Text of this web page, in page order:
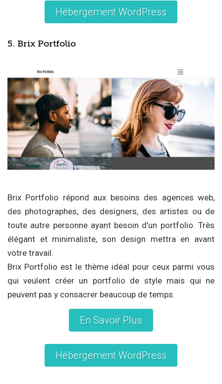
Hébergement WordPress
5. Brix Portfolio
Brix Portfolio répond aux besoins des agences web,
des photographes, des designers, des artistes ou de
toute autre personne ayant besoin d’un portfolio. Très
élégant et minimaliste, son design mettra en avant
votre travail.
Brix Portfolio est le thème idéal pour ceux parmi vous
qui veulent créer un portfolio de style mais qui ne
peuvent pas y consacrer beaucoup de temps.
En Savoir Plus
Hébergement WordPress